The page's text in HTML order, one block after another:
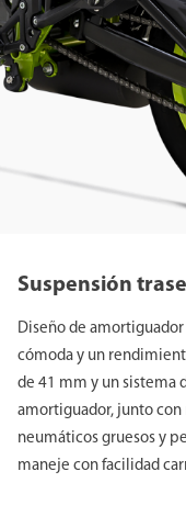
Suspensión
Diseño de
cómoda y un
de 41 mm y un sistema
amortiguador, junto con
neumáticos gruesos y
maneje con facilidad